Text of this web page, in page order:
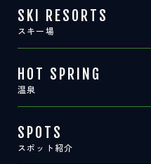
SKI RESORTS
スキー場
HOT SPRING
温泉
SPOTS
スポット紹介